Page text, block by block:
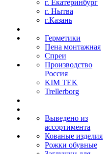
г. Екатеринбург
г. Нытва
г.Казань
Герметики
Пена монтажная
Спреи
Производство
Россия
KIM TEK
Trellerborg
Выведено из
ассортимента
Кованые изделия
Рожки обувные